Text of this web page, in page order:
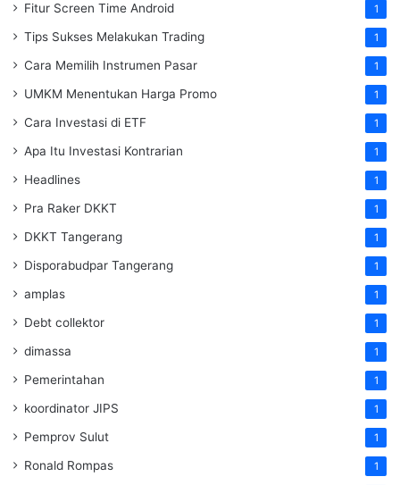
Fitur Screen Time Android 1
Tips Sukses Melakukan Trading 1
Cara Memilih Instrumen Pasar 1
UMKM Menentukan Harga Promo 1
Cara Investasi di ETF 1
Apa Itu Investasi Kontrarian 1
Headlines 1
Pra Raker DKKT 1
DKKT Tangerang 1
Disporabudpar Tangerang 1
amplas 1
Debt collektor 1
dimassa 1
Pemerintahan 1
koordinator JIPS 1
Pemprov Sulut 1
Ronald Rompas 1